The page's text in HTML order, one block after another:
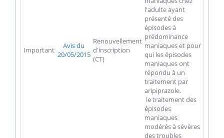
Important
Avis du
20/05/2015
Renouvellement
d'inscription
(CT)
l'adulte ayant
présenté des
épisodes à
prédominance
maniaques et pour
qui les épisodes
maniaques ont
répondu à un
traitement par
aripiprazole.
 le traitement des
épisodes
maniaques
modérés à sévères
des troubles